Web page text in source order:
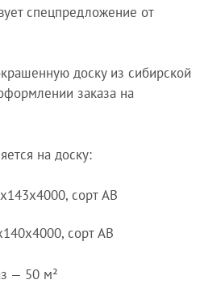
спецпредложение от
доску из сибирской
заказа на
на доску:
сорт AB
сорт AB
— 50 м²